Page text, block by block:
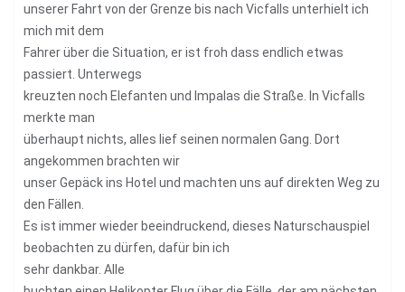
unserer Fahrt von der Grenze bis nach Vicfalls unterhielt ich
mich mit dem
Fahrer über die Situation, er ist froh dass endlich etwas
passiert. Unterwegs
kreuzten noch Elefanten und Impalas die Straße. In Vicfalls
merkte man
überhaupt nichts, alles lief seinen normalen Gang. Dort
angekommen brachten wir
unser Gepäck ins Hotel und machten uns auf direkten Weg zu
den Fällen.
Es ist immer wieder beeindruckend, dieses Naturschauspiel
beobachten zu dürfen, dafür bin ich
sehr dankbar. Alle